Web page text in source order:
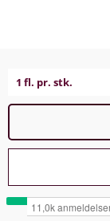
1 fl. pr. stk.